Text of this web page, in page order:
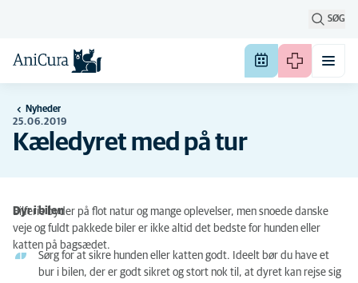
SØG
Nyheder
25.06.2019
Kæledyret med på tur
Dyr i bilen
Bilferie byder på flot natur og mange oplevelser, men snoede danske
veje og fuldt pakkede biler er ikke altid det bedste for hunden eller
katten på bagsædet.
Sørg for at sikre hunden eller katten godt. Ideelt bør du have et
bur i bilen, der er godt sikret og stort nok til, at dyret kan rejse sig